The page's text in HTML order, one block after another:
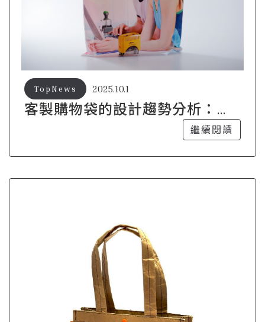
客製購物袋的設計趨勢分析：未
2025.10.1
TopNews
繼續閱讀